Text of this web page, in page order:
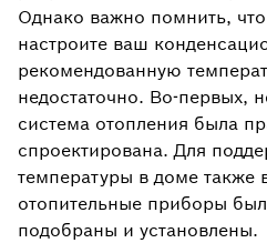
Однако важно помнить,
настроите ваш
рекомендованную
недостаточно. Во-первых,
система отопления была
спроектирована. Для
температуры в доме также
отопительные приборы
подобраны и установлены.